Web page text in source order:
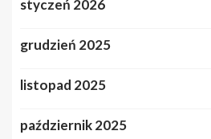
styczeń 2026
grudzień 2025
listopad 2025
październik 2025